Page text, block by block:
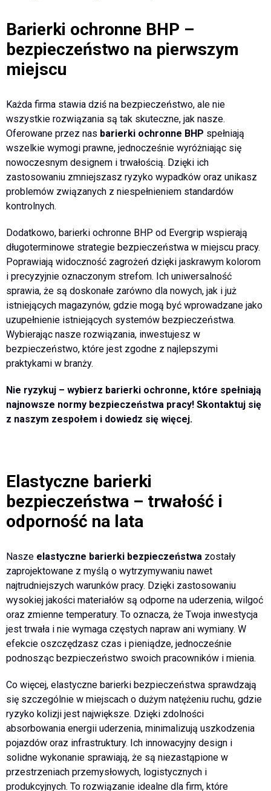
Barierki ochronne BHP –
bezpieczeństwo na pierwszym
miejscu
Każda firma stawia dziś na bezpieczeństwo, ale nie
wszystkie rozwiązania są tak skuteczne, jak nasze.
Oferowane przez nas barierki ochronne BHP spełniają
wszelkie wymogi prawne, jednocześnie wyróżniając się
nowoczesnym designem i trwałością. Dzięki ich
zastosowaniu zmniejszasz ryzyko wypadków oraz unikasz
problemów związanych z niespełnieniem standardów
kontrolnych.
Dodatkowo, barierki ochronne BHP od Evergrip wspierają
długoterminowe strategie bezpieczeństwa w miejscu pracy.
Poprawiają widoczność zagrożeń dzięki jaskrawym kolorom
i precyzyjnie oznaczonym strefom. Ich uniwersalność
sprawia, że są doskonałe zarówno dla nowych, jak i już
istniejących magazynów, gdzie mogą być wprowadzane jako
uzupełnienie istniejących systemów bezpieczeństwa.
Wybierając nasze rozwiązania, inwestujesz w
bezpieczeństwo, które jest zgodne z najlepszymi
praktykami w branży.
Nie ryzykuj – wybierz barierki ochronne, które spełniają
najnowsze normy bezpieczeństwa pracy! Skontaktuj się
z naszym zespołem i dowiedz się więcej.
Elastyczne barierki
bezpieczeństwa – trwałość i
odporność na lata
Nasze elastyczne barierki bezpieczeństwa zostały
zaprojektowane z myślą o wytrzymywaniu nawet
najtrudniejszych warunków pracy. Dzięki zastosowaniu
wysokiej jakości materiałów są odporne na uderzenia, wilgoć
oraz zmienne temperatury. To oznacza, że Twoja inwestycja
jest trwała i nie wymaga częstych napraw ani wymiany. W
efekcie oszczędzasz czas i pieniądze, jednocześnie
podnosząc bezpieczeństwo swoich pracowników i mienia.
Co więcej, elastyczne barierki bezpieczeństwa sprawdzają
się szczególnie w miejscach o dużym natężeniu ruchu, gdzie
ryzyko kolizji jest największe. Dzięki zdolności
absorbowania energii uderzenia, minimalizują uszkodzenia
pojazdów oraz infrastruktury. Ich innowacyjny design i
solidne wykonanie sprawiają, że są niezastąpione w
przestrzeniach przemysłowych, logistycznych i
produkcyjnych. To rozwiązanie idealne dla firm, które